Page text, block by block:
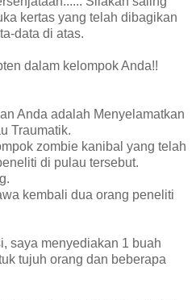
kertas yang telah dibagikan
data di atas.
dalam kelompok Anda!!
Anda adalah Menyelamatkan
Traumatik.
zombie kanibal yang telah
di pulau tersebut.
kembali dua orang peneliti
saya menyediakan 1 buah
tujuh orang dan beberapa